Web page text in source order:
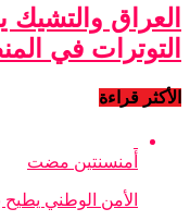
العراق
التوترات في
الأكثر قراءة
أمنسنتين مضت
الأمن الوطني يطيح